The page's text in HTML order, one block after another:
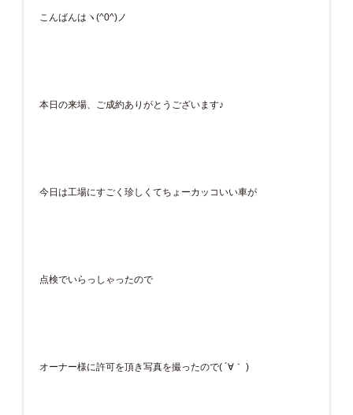
こんばんはヽ(^0^)ノ
本日の来場、ご成約ありがとうございます♪
今日は工場にすごく珍しくてちょーカッコいい車が
点検でいらっしゃったので
オーナー様に許可を頂き写真を撮ったので( ´∀｀ )